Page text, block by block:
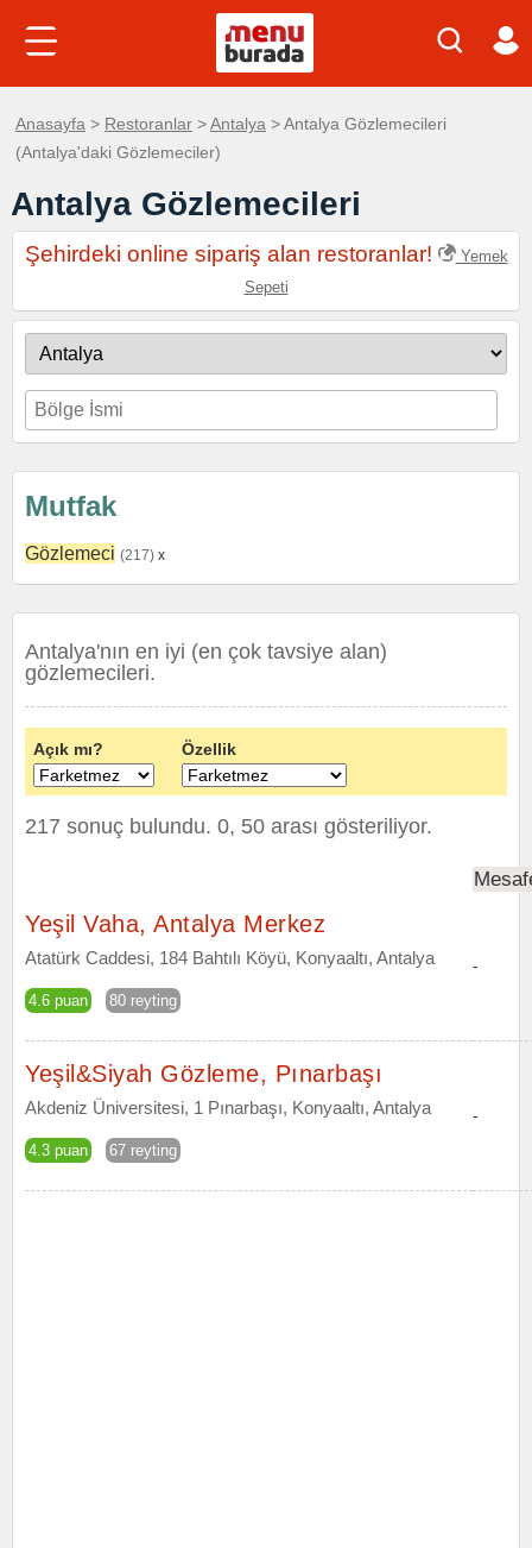
Anasayfa > Restoranlar >Antalya > Antalya Gözlemecileri
(Antalya'daki Gözlemeciler)
Antalya Gözlemecileri
Şehirdeki online sipariş alan restoranlar!
Yemek
Sepeti
Mutfak
Gözlemeci (217) x
Antalya'nın en iyi (en çok tavsiye alan)
gözlemecileri.
Açık mı? Özellik
217 sonuç bulundu. 0, 50 arası gösteriliyor.
Yeşil Vaha, Antalya Merkez
Atatürk Caddesi, 184 Bahtılı Köyü, Konyaaltı, Antalya
4.6 puan 80 reyting
-
Yeşil&Siyah Gözleme, Pınarbaşı
Akdeniz Üniversitesi, 1 Pınarbaşı, Konyaaltı, Antalya
4.3 puan 67 reyting
-